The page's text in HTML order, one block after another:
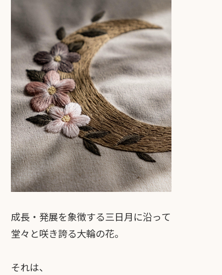
成長・発展を象徴する三日月に沿って
堂々と咲き誇る大輪の花。
それは、